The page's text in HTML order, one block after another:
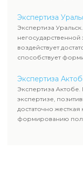
Экспертиза
Экспертиза
воздействует
способствует
Экспертиза
Экспертиза
экспертизе,
достаточно
формированию